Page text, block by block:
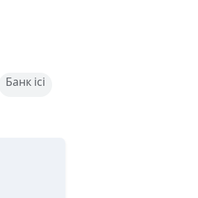
Банк ісі